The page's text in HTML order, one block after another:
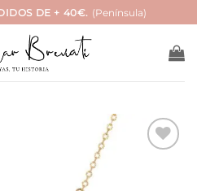
DE + 40€. (Península)